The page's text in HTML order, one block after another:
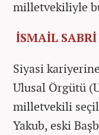
milletvekiliyle
İSMAİL
Siyasi
Ulusal Örgütü
milletvekili
Yakub, eski